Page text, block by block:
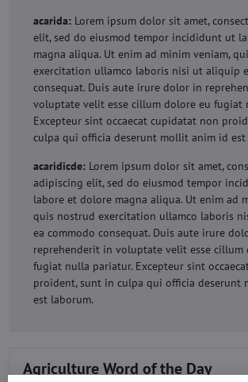
acarida: Lorem ipsum dolor sit amet,
elit, sed do eiusmod tempor incididunt ut
magna aliqua. Ut enim ad minim veniam,
exercitation ullamco laboris nisi ut aliquip
consequat. Duis aute irure dolor in
voluptate velit esse cillum dolore eu fugiat
Excepteur sint occaecat cupidatat non
culpa qui officia deserunt mollit anim id est
acaridicde: Lorem ipsum dolor sit amet,
adipiscing elit, sed do eiusmod tempor
labore et dolore magna aliqua. Ut enim ad
quis nostrud exercitation ullamco laboris
ea commodo consequat. Duis aute irure
reprehenderit in voluptate velit esse cillum
fugiat nulla pariatur. Excepteur sint
proident, sunt in culpa qui officia deserunt
est laborum.
Agriculture Word of the Day